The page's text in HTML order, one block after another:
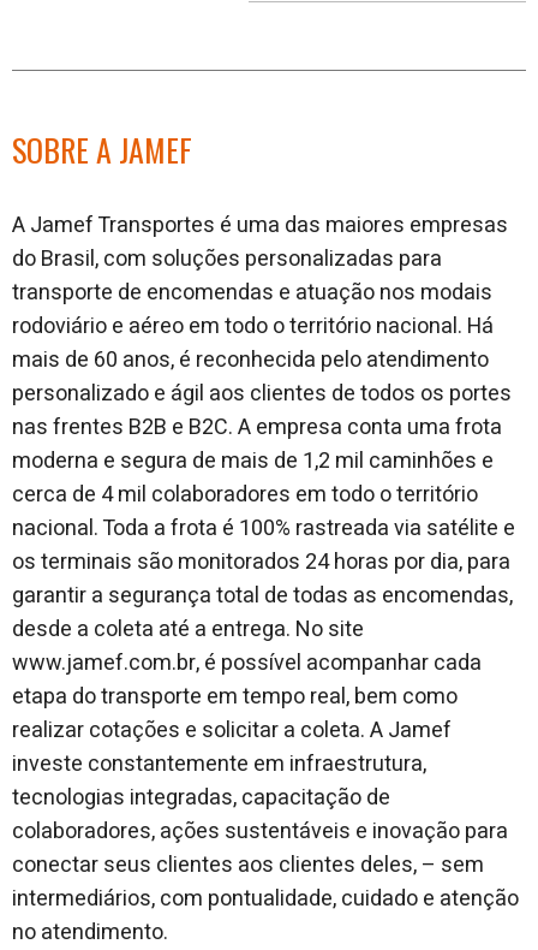
SOBRE A JAMEF
A Jamef Transportes é uma das maiores empresas
do Brasil, com soluções personalizadas para
transporte de encomendas e atuação nos modais
rodoviário e aéreo em todo o território nacional. Há
mais de 60 anos, é reconhecida pelo atendimento
personalizado e ágil aos clientes de todos os portes
nas frentes B2B e B2C. A empresa conta uma frota
moderna e segura de mais de 1,2 mil caminhões e
cerca de 4 mil colaboradores em todo o território
nacional. Toda a frota é 100% rastreada via satélite e
os terminais são monitorados 24 horas por dia, para
garantir a segurança total de todas as encomendas,
desde a coleta até a entrega. No site
www.jamef.com.br, é possível acompanhar cada
etapa do transporte em tempo real, bem como
realizar cotações e solicitar a coleta. A Jamef
investe constantemente em infraestrutura,
tecnologias integradas, capacitação de
colaboradores, ações sustentáveis e inovação para
conectar seus clientes aos clientes deles, – sem
intermediários, com pontualidade, cuidado e atenção
no atendimento.